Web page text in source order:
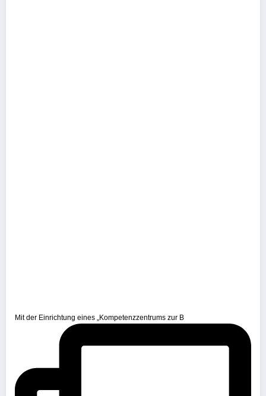
Mit der Einrichtung eines „Kompetenzzentrums zur B